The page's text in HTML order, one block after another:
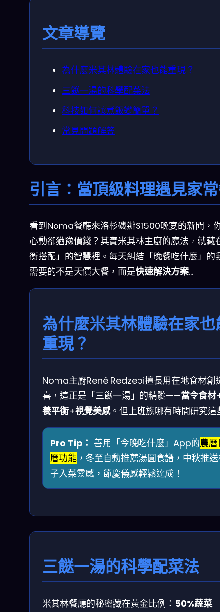
文章導覽
為什麼米其林體驗在家也能重現？
三餸一湯的科學配菜法
科技如何讓煮飯變簡單？
常見問題解答
引言：當頂級料理遇見家
看到Noma餐廳來洛杉磯辦$1500晚宴的新聞，
心動卻猶豫價錢？其實米其林主廚的魔法，就藏
衡搭配」的智慧裡。每天糾結「晚餐吃什麼」的
需要的不是天價大餐，而是快速解決方案…
為什麼米其林體驗在家也
重現？
Noma主廚René Redzepi擅長用在地食材創
喜，這正是「三餸一湯」的精髓——當令食材
養平衡+視覺美感。但上班族哪有時間研究這
Pro Tip： 善用「今晚吃什麼」App的農曆
曆功能 ，冬至自動推薦湯圓食譜，中秋推
子入菜靈感，節慶儀感輕鬆達成！
三餸一湯的科學配菜法
米其林餐廳的秘密藏在黃金比例： 50%蔬菜